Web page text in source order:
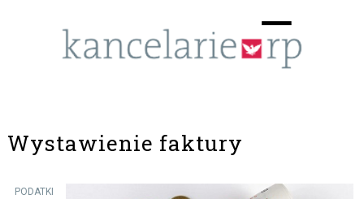
☰
Wystawienie faktury
PODATKI